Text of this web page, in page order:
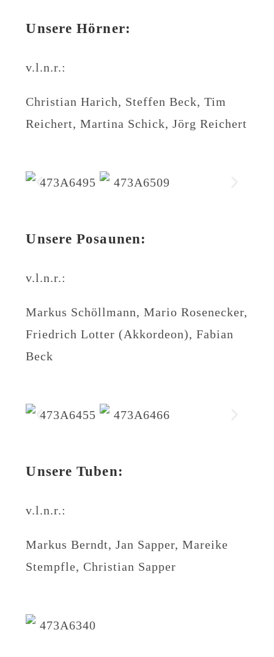
Unsere Hörner:
v.l.n.r.:
Christian Harich, Steffen Beck, Tim
Reichert, Martina Schick, Jörg Reichert
Unsere Posaunen:
v.l.n.r.:
Markus Schöllmann, Mario Rosenecker,
Friedrich Lotter (Akkordeon), Fabian
Beck
Unsere Tuben:
v.l.n.r.:
Markus Berndt, Jan Sapper, Mareike
Stempfle, Christian Sapper